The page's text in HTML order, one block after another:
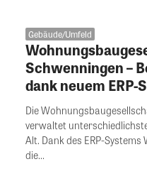
Gebäude/Umfeld
Schwenningen –
dank neuem ERP-
Die
verwaltet
Alt. Dank des ERP-
die...